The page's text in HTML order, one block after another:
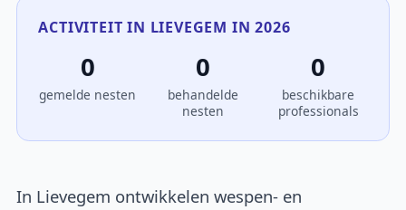
ACTIVITEIT IN LIEVEGEM IN 2026
0
gemelde nesten
0
behandelde
nesten
0
beschikbare
professionals
In Lievegem ontwikkelen wespen- en